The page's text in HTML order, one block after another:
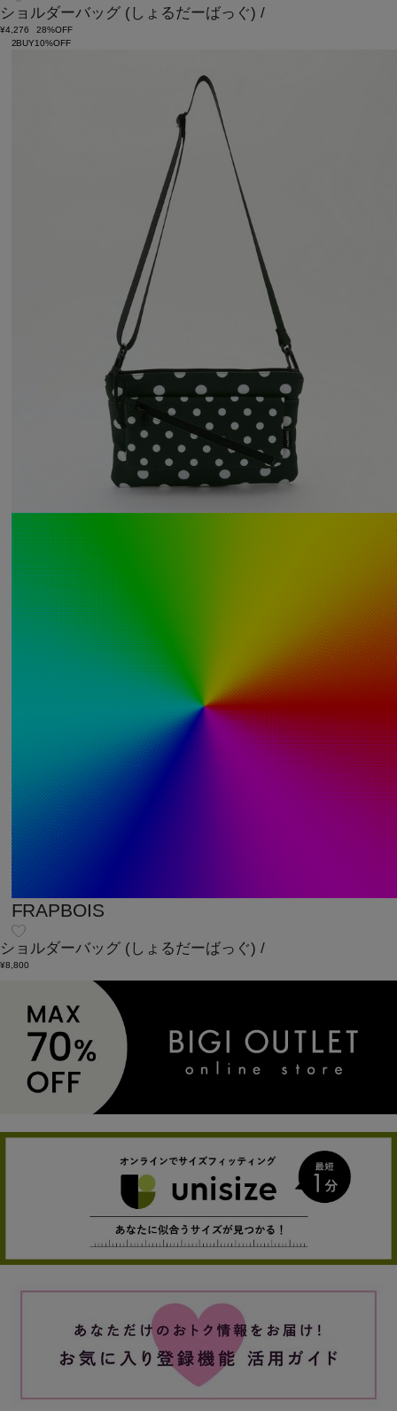
ショルダーバッグ (しょるだーばっぐ) /
¥4,276
28%OFF
2BUY10%OFF
FRAPBOIS
ショルダーバッグ (しょるだーばっぐ) /
¥8,800